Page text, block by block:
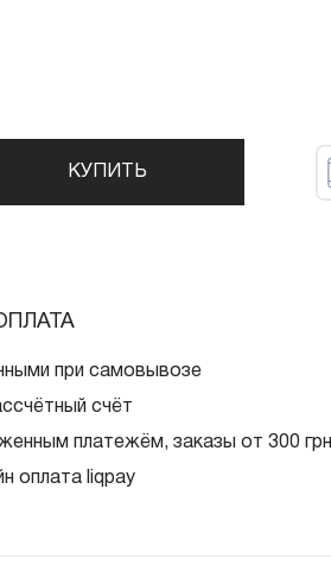
КУПИТЬ
при самовывозе
счёт
платежём, заказы от 300 грн
оплата liqpay